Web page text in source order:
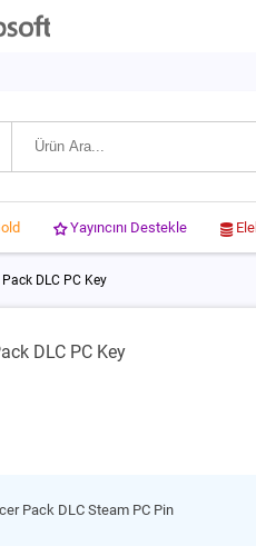
Yayıncını Destekle
DLC PC Key
DLC PC Key
Pack DLC Steam PC Pin